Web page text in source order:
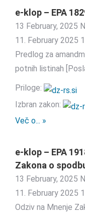
e-klop – EPA
13 February, 2025
11. February 2025
Predlog za
potnih listinah
Priloge:
Izbran zakon:
Več o... »
e-klop – EPA
Zakona o
13 February, 2025
11. February 2025
Odziv na Mnenje